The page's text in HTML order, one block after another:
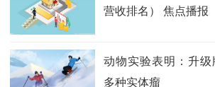
营收排名） 焦点播报
动物实验表明：升
多种实体瘤